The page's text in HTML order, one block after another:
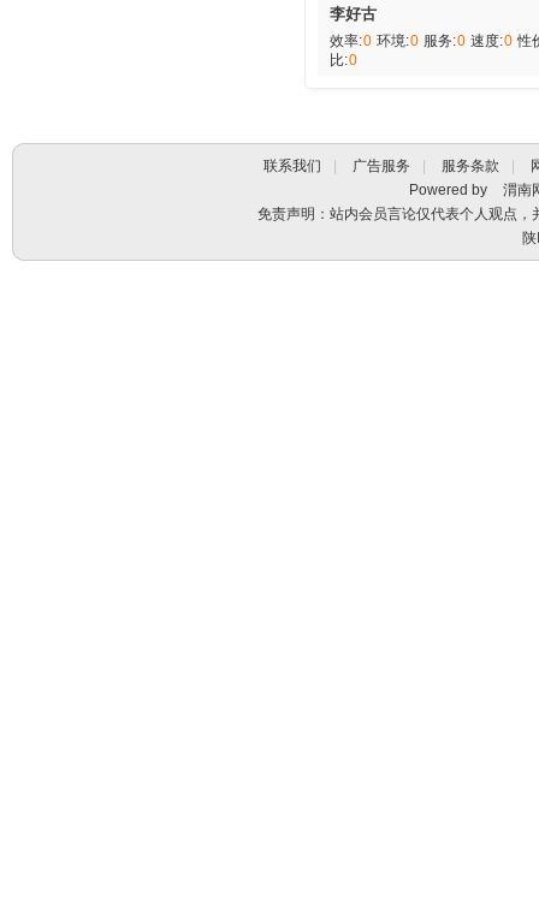
李好古
效率:0 环境:0 服务:0 速度:0 性
比:0
联系我们 广告服务 服务条款
Powered by
渭南
免责声明：站内会员言论仅代表个人观点